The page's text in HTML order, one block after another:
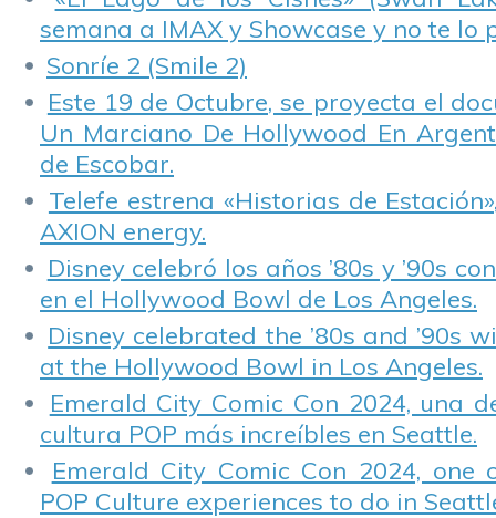
semana a IMAX y Showcase y no te lo
Sonríe 2 (Smile 2)
Este 19 de Octubre, se proyecta el
Un Marciano De Hollywood En
de Escobar.
Telefe estrena «Historias de
AXION energy.
Disney celebró los años ’80s y ’90s
en el Hollywood Bowl de Los Angeles.
Disney celebrated the ’80s and ’90s
at the Hollywood Bowl in Los Angeles.
Emerald City Comic Con 2024, una
cultura POP más increíbles en Seattle.
Emerald City Comic Con 2024,
POP Culture experiences to do in